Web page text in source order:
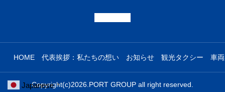
KOREAN
HOME 代表挨拶：私たちの想い お知らせ 観光タクシー 車
Copyright(c)2026.PORT GROUP all right reserved.
Japanese ▼